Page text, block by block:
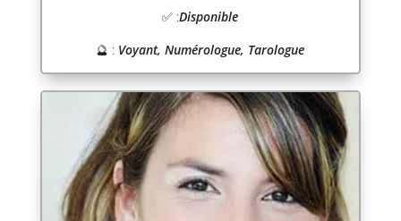
✅ :Disponible
🔮 : Voyant, Numérologue, Tarologue